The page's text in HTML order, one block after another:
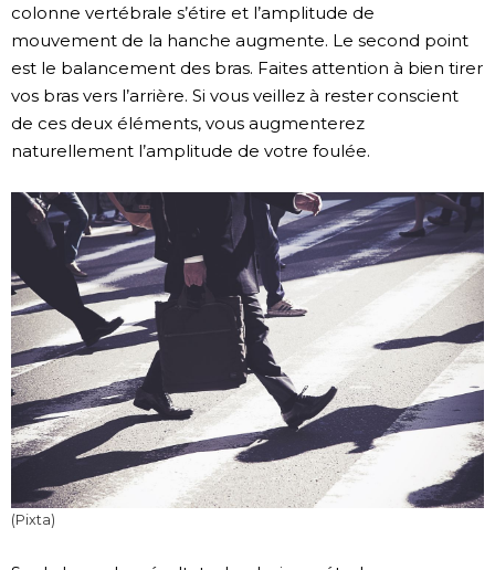
colonne vertébrale s’étire et l’amplitude de
mouvement de la hanche augmente. Le second point
est le balancement des bras. Faites attention à bien tirer
vos bras vers l’arrière. Si vous veillez à rester conscient
de ces deux éléments, vous augmenterez
naturellement l’amplitude de votre foulée.
(Pixta)